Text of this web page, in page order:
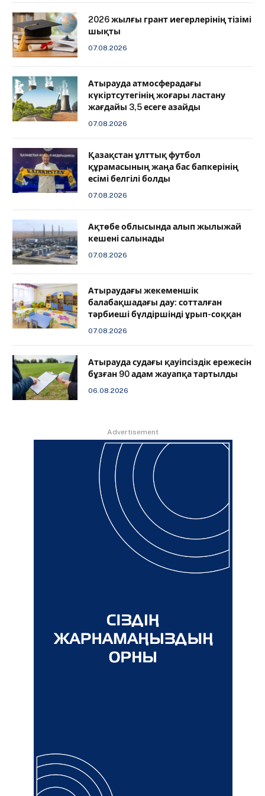
2026 жылғы грант иегерлерінің тізімі
шықты
07.08.2026
Атырауда атмосферадағы
күкіртсутегінің жоғары ластану
жағдайы 3,5 есеге азайды
07.08.2026
Қазақстан ұлттық футбол
құрамасының жаңа бас бапкерінің
есімі белгілі болды
07.08.2026
Ақтөбе облысында алып жылыжай
кешені салынады
07.08.2026
Атыраудағы жекеменшік
балабақшадағы дау: сотталған
тәрбиеші бүлдіршінді ұрып-соққан
07.08.2026
Атырауда судағы қауіпсіздік ережесін
бұзған 90 адам жауапқа тартылды
06.08.2026
Advertisement